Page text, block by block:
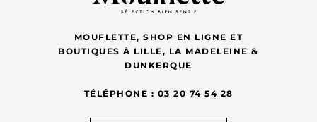
MOUFLETTE, SHOP EN LIGNE ET
BOUTIQUES À LILLE, LA MADELEINE &
DUNKERQUE
TÉLÉPHONE : 03 20 74 54 28